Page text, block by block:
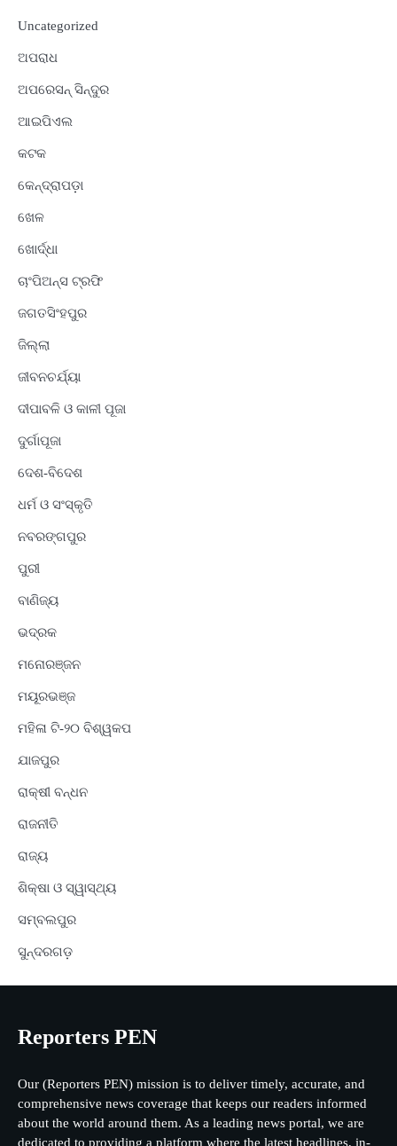
Uncategorized
ଅପରାଧ
ଅପରେସନ୍ ସିନ୍ଦୁର
ଆଇପିଏଲ
କଟକ
କେନ୍ଦ୍ରାପଡ଼ା
ଖେଳ
ଖୋର୍ଦ୍ଧା
ଚାଂପିଅନ୍ସ ଟ୍ରଫି
ଜଗତସିଂହପୁର
ଜିଲ୍ଲା
ଜୀବନଚର୍ଯ୍ୟା
ଦୀପାବଳି ଓ କାଳୀ ପୂଜା
ଦୁର୍ଗାପୂଜା
ଦେଶ-ବିଦେଶ
ଧର୍ମ ଓ ସଂସ୍କୃତି
ନବରଙ୍ଗପୁର
ପୁରୀ
ବାଣିଜ୍ୟ
ଭଦ୍ରକ
ମନୋରଞ୍ଜନ
ମୟୂରଭଞ୍ଜ
ମହିଳା ଟି-୨୦ ବିଶ୍ୱକପ
ଯାଜପୁର
ରାକ୍ଷୀ ବନ୍ଧନ
ରାଜନୀତି
ରାଜ୍ୟ
ଶିକ୍ଷା ଓ ସ୍ୱାସ୍ଥ୍ୟ
ସମ୍ବଲପୁର
ସୁନ୍ଦରଗଡ଼
Reporters PEN
Our (Reporters PEN) mission is to deliver timely, accurate, and
comprehensive news coverage that keeps our readers informed
about the world around them. As a leading news portal, we are
dedicated to providing a platform where the latest headlines, in-